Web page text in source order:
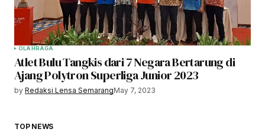
OLAHRAGA
Atlet Bulu Tangkis dari 7 Negara Bertarung di
Ajang Polytron Superliga Junior 2023
by Redaksi Lensa SemarangMay 7, 2023
TOP NEWS